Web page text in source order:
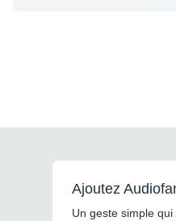
Ajoutez
Un geste simple